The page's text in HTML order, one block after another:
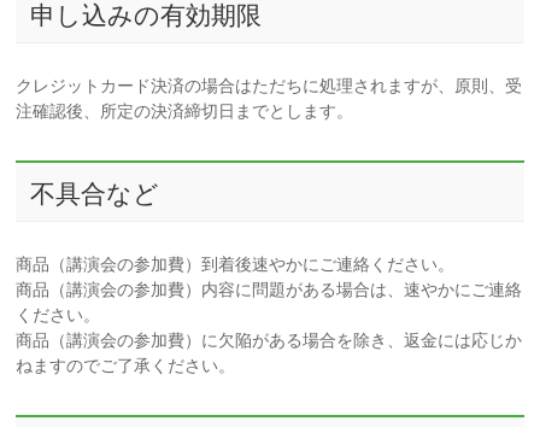
申し込みの有効期限
クレジットカード決済の場合はただちに処理されますが、原則、受
注確認後、所定の決済締切日までとします。
不具合など
商品（講演会の参加費）到着後速やかにご連絡ください。
商品（講演会の参加費）内容に問題がある場合は、速やかにご連絡
ください。
商品（講演会の参加費）に欠陥がある場合を除き、返金には応じか
ねますのでご了承ください。